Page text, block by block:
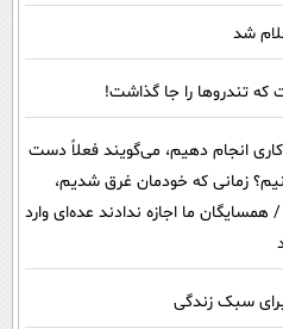
شد
که تندروها را جا گذاشت!
انجام دهیم، می‌گویند فعلاً دست
زمانی که خودمان غرق شدیم،
ما اجازه ندادند عده‌ای وارد
سبک زندگی